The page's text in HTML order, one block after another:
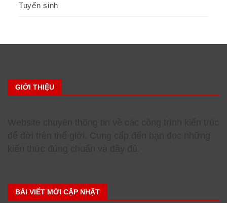
Tuyển sinh
GIỚI THIỆU
BÀI VIẾT MỚI CẬP NHẬT